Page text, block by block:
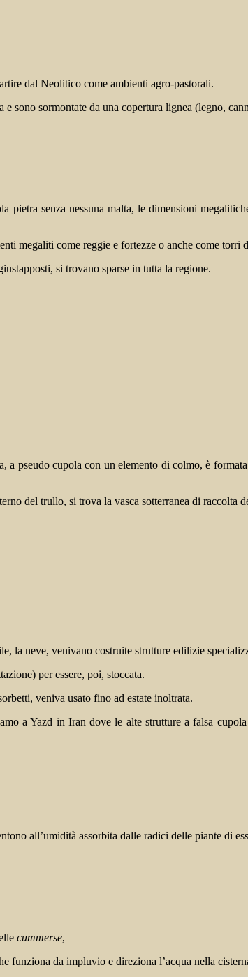
dal Neolitico come ambienti agro-pastorali.
sono sormontate da una copertura lignea (legno,
pietra senza nessuna malta, le dimensioni
megaliti come reggie e fortezze o anche come torri
si trovano sparse in tutta la regione.
a pseudo cupola con un elemento di colmo, è
del trullo, si trova la vasca sotterranea di raccolta
la neve, venivano costruite strutture edilizie
per essere, poi, stoccata.
veniva usato fino ad estate inoltrata.
a Yazd in Iran dove le alte strutture a falsa
all’umidità assorbita dalle radici delle piante di
cummerse,
funziona da impluvio e direziona l’acqua nella